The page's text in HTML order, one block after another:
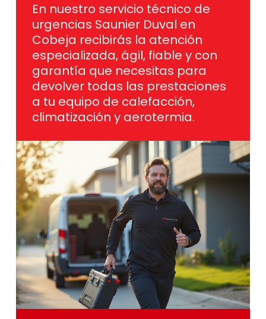
En nuestro servicio técnico de
urgencias Saunier Duval en
Cobeja recibirás la atención
especializada, ágil, fiable y con
garantía que necesitas para
devolver todas las prestaciones
a tu equipo de calefacción,
climatización y aerotermia.